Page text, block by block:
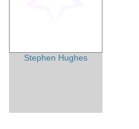
Stephen Hughes